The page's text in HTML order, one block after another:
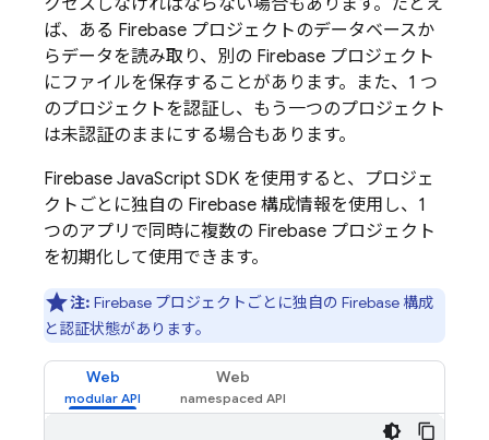
クセスしなければならない場合もあります。たとえ
ば、ある Firebase プロジェクトのデータベースか
らデータを読み取り、別の Firebase プロジェクト
にファイルを保存することがあります。また、1 つ
のプロジェクトを認証し、もう一つのプロジェクト
は未認証のままにする場合もあります。
Firebase JavaScript SDK を使用すると、プロジェ
クトごとに独自の Firebase 構成情報を使用し、1
つのアプリで同時に複数の Firebase プロジェクト
を初期化して使用できます。
注: Firebase プロジェクトごとに独自の Firebase 構成
と認証状態があります。
Web Web